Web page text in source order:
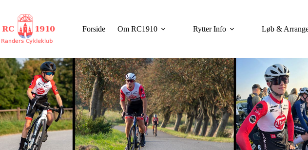
indhold
Forside
Om RC1910 Rytter Info Løb &